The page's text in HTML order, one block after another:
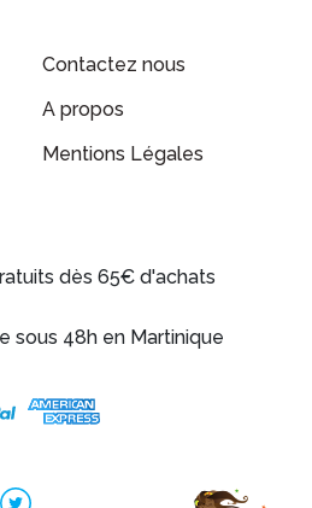
Contactez nous
A propos
Mentions Légales
dès 65€ d'achats
sous 48h en Martinique